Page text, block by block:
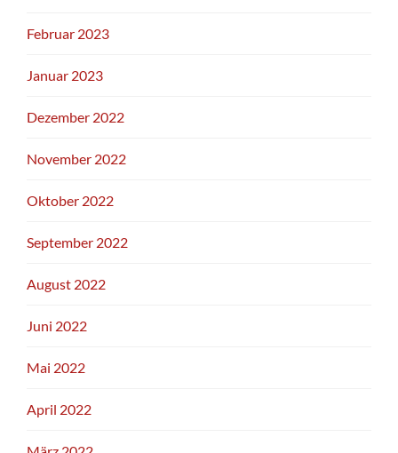
Februar 2023
Januar 2023
Dezember 2022
November 2022
Oktober 2022
September 2022
August 2022
Juni 2022
Mai 2022
April 2022